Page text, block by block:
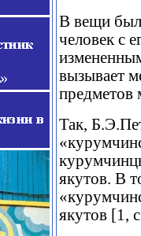
В вещи
человек с
вызывает
предметов
Так,
якутов. В
якутов [1,